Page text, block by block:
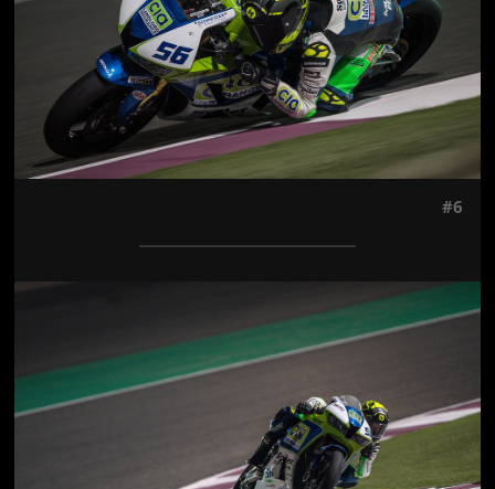
#6
Jön még kép!